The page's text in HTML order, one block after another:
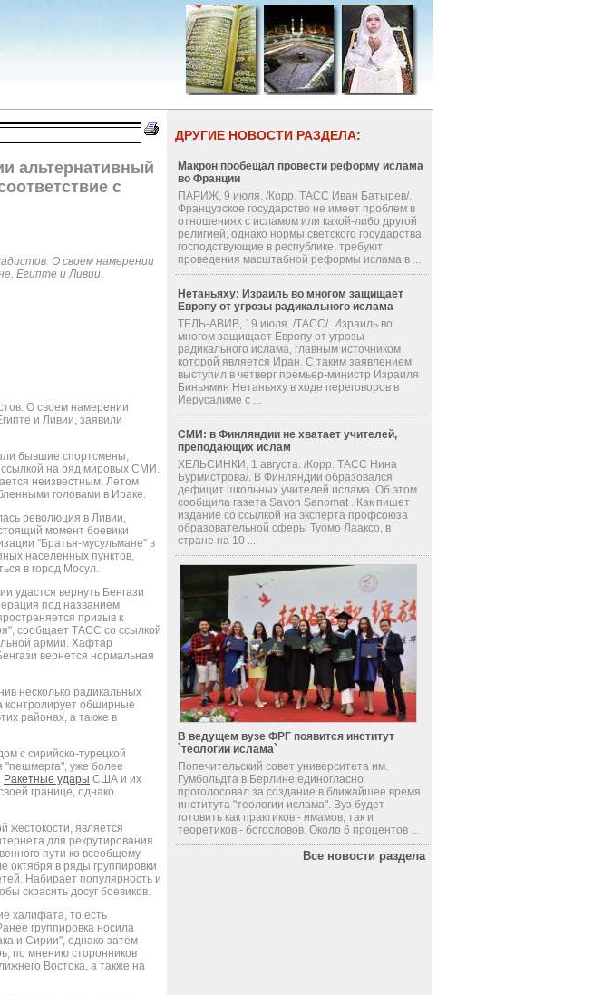
альтернативный
с
О своем намерении
Египте и Ливии.
О своем намерении
и Ливии, заявили
бывшие спортсмены,
ссылкой на ряд мировых СМИ.
неизвестным. Летом
головами в Ираке.
революция в Ливии,
момент боевики
"Братья-мусульмане" в
населенных пунктов,
в город Мосул.
удастся вернуть Бенгази
под названием
призыв к
сообщает ТАСС со ссылкой
армии. Хафтар
вернется нормальная
несколько радикальных
контролирует обширные
районах, а также в
с сирийско-турецкой
"пешмерга", уже более
Ракетные удары США и их
границе, однако
жестокости, является
для рекрутирования
пути ко всеобщему
октября в ряды группировки
Набирает популярность и
скрасить досуг боевиков.
халифата, то есть
группировка носила
и Сирии", однако затем
по мнению сторонников
Востока, а также на
ДРУГИЕ НОВОСТИ РАЗДЕЛА:
Макрон пообещал провести реформу ислама
во Франции
ПАРИЖ, 9 июля. /Корр. ТАСС Иван Батырев/.
Французское государство не имеет проблем в
отношениях с исламом или какой-либо другой
религией, однако нормы светского государства,
господствующие в республике, требуют
проведения масштабной реформы ислама в ...
Нетаньяху: Израиль во многом защищает
Европу от угрозы радикального ислама
ТЕЛЬ-АВИВ, 19 июля. /ТАСС/. Израиль во
многом защищает Европу от угрозы
радикального ислама, главным источником
которой является Иран. С таким заявлением
выступил в четверг премьер-министр Израиля
Биньямин Нетаньяху в ходе переговоров в
Иерусалиме с ...
СМИ: в Финляндии не хватает учителей,
преподающих ислам
ХЕЛЬСИНКИ, 1 августа. /Корр. ТАСС Нина
Бурмистрова/. В Финляндии образовался
дефицит школьных учителей ислама. Об этом
сообщила газета Savon Sanomat . Как пишет
издание со ссылкой на эксперта профсоюза
образовательной сферы Туомо Лааксо, в
стране на 10 ...
В ведущем вузе ФРГ появится институт
`теологии ислама`
Попечительский совет университета им.
Гумбольдта в Берлине единогласно
проголосовал за создание в ближайшее время
института "теологии ислама". Вуз будет
готовить как практиков - имамов, так и
теоретиков - богословов. Около 6 процентов ...
Все новости раздела